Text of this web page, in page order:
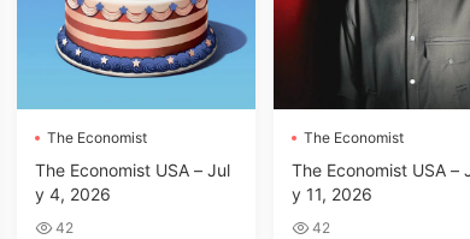
The Economist
The Economist USA – Jul
y 4, 2026
42
The Economist
The Economist USA –
y 11, 2026
42